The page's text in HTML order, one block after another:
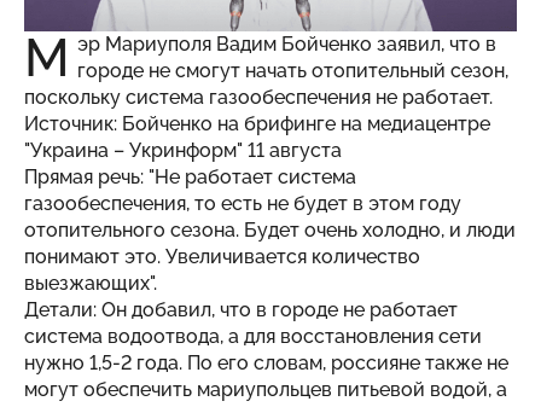
М эр Мариуполя Вадим Бойченко заявил, что в
городе не смогут начать отопительный сезон,
поскольку система газообеспечения не работает.
Источник: Бойченко на брифинге на медиацентре
"Украина – Укринформ" 11 августа
Прямая речь: "Не работает система
газообеспечения, то есть не будет в этом году
отопительного сезона. Будет очень холодно, и люди
понимают это. Увеличивается количество
выезжающих".
Детали: Он добавил, что в городе не работает
система водоотвода, а для восстановления сети
нужно 1,5-2 года. По его словам, россияне также не
могут обеспечить мариупольцев питьевой водой, а